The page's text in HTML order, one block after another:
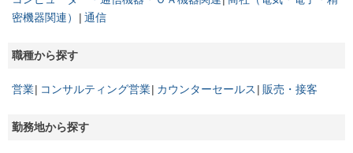
密機器関連）
通信
職種から探す
営業 コンサルティング営業 カウンターセールス 販売・接客
勤務地から探す